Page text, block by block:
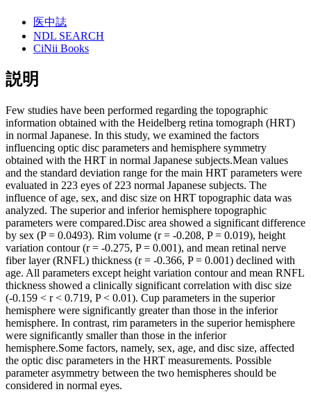
医中誌
NDL SEARCH
CiNii Books
説明
Few studies have been performed regarding the topographic
information obtained with the Heidelberg retina tomograph (HRT)
in normal Japanese. In this study, we examined the factors
influencing optic disc parameters and hemisphere symmetry
obtained with the HRT in normal Japanese subjects.Mean values
and the standard deviation range for the main HRT parameters were
evaluated in 223 eyes of 223 normal Japanese subjects. The
influence of age, sex, and disc size on HRT topographic data was
analyzed. The superior and inferior hemisphere topographic
parameters were compared.Disc area showed a significant difference
by sex (P = 0.0493). Rim volume (r = -0.208, P = 0.019), height
variation contour (r = -0.275, P = 0.001), and mean retinal nerve
fiber layer (RNFL) thickness (r = -0.366, P = 0.001) declined with
age. All parameters except height variation contour and mean RNFL
thickness showed a clinically significant correlation with disc size
(-0.159 < r < 0.719, P < 0.01). Cup parameters in the superior
hemisphere were significantly greater than those in the inferior
hemisphere. In contrast, rim parameters in the superior hemisphere
were significantly smaller than those in the inferior
hemisphere.Some factors, namely, sex, age, and disc size, affected
the optic disc parameters in the HRT measurements. Possible
parameter asymmetry between the two hemispheres should be
considered in normal eyes.